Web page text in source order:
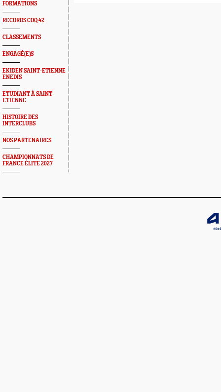
FORMATIONS
RECORDS COQ 42
CLASSEMENTS
ENGAGÉ(E)S
EKIDEN SAINT-ETIENNE
ENEDIS
ETUDIANT À SAINT-
ETIENNE
HISTOIRE DES
INTERCLUBS
NOS PARTENAIRES
CHAMPIONNATS DE
FRANCE ÉLITE 2027